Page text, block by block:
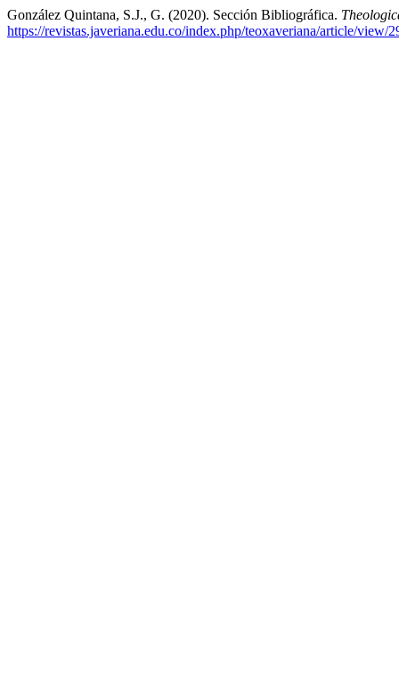
González Quintana, S.J., G. (2020). Sección Bibliográfica.
https://revistas.javeriana.edu.co/index.php/teoxaveriana/article/view/